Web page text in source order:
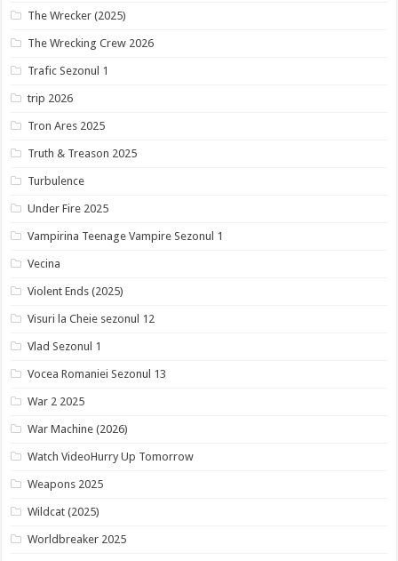
The Wrecker (2025)
The Wrecking Crew 2026
Trafic Sezonul 1
trip 2026
Tron Ares 2025
Truth & Treason 2025
Turbulence
Under Fire 2025
Vampirina Teenage Vampire Sezonul 1
Vecina
Violent Ends (2025)
Visuri la Cheie sezonul 12
Vlad Sezonul 1
Vocea Romaniei Sezonul 13
War 2 2025
War Machine (2026)
Watch VideoHurry Up Tomorrow
Weapons 2025
Wildcat (2025)
Worldbreaker 2025